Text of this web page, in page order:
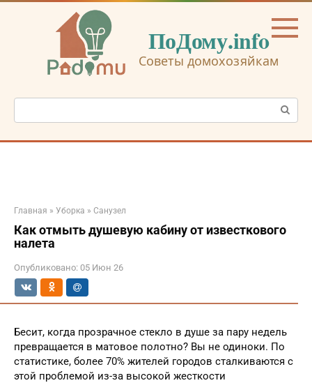
Перейти
ПоДому.info
Советы домохозяйкам
Поиск:
Главная » Уборка » Санузел
Как отмыть душевую кабину от известкового
налета
Опубликовано: 05 Июн 26
Бесит, когда прозрачное стекло в душе за пару недель
превращается в матовое полотно? Вы не одиноки. По
статистике, более 70% жителей городов сталкиваются с
этой проблемой из-за высокой жесткости